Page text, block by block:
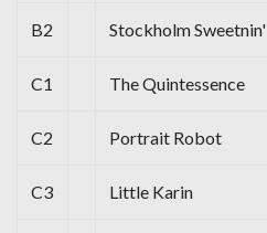
B2 Stockholm Sweetnin'
C1 The Quintessence
C2 Portrait Robot
C3 Little Karin